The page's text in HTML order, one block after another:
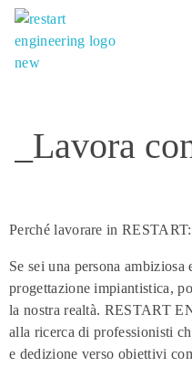
_Lavora
Perché lavorare in RESTART:
Se sei una persona ambiziosa
progettazione impiantistica,
la nostra realtà. RESTART
alla ricerca di professionisti
e dedizione verso obiettivi